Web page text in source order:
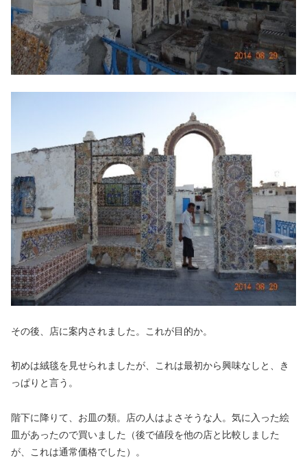
その後、店に案内されました。これが目的か。
初めは絨毯を見せられましたが、これは最初から興味なしと、き
っぱりと言う。
階下に降りて、お皿の類。店の人はよさそうな人。気に入った絵
皿があったので買いました（後で値段を他の店と比較しました
が、これは通常価格でした）。